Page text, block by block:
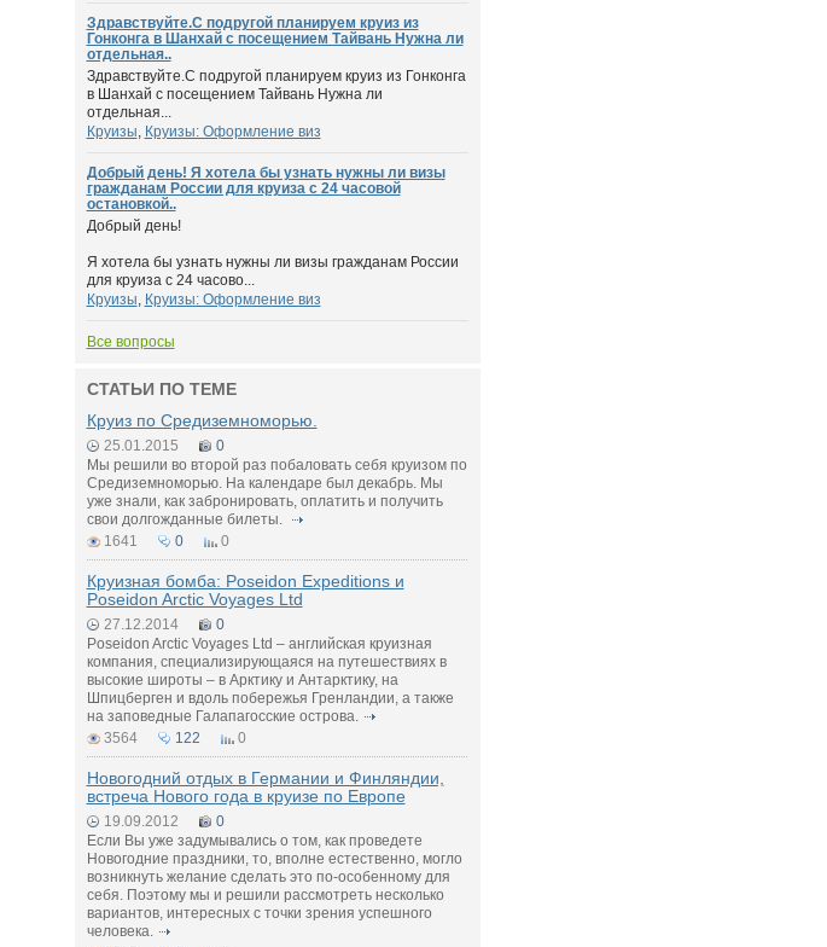
Здравствуйте.С подругой планируем круиз из
Гонконга в Шанхай с посещением Тайвань Нужна ли
отдельная..
Здравствуйте.С подругой планируем круиз из Гонконга
в Шанхай с посещением Тайвань Нужна ли
отдельная...
Круизы, Круизы: Оформление виз
Добрый день! Я хотела бы узнать нужны ли визы
гражданам России для круиза с 24 часовой
остановкой..
Добрый день!
Я хотела бы узнать нужны ли визы гражданам России
для круиза с 24 часово...
Круизы, Круизы: Оформление виз
Все вопросы
СТАТЬИ ПО ТЕМЕ
Круиз по Средиземноморью.
25.01.2015
0
Мы решили во второй раз побаловать себя круизом по
Средиземноморью. На календаре был декабрь. Мы
уже знали, как забронировать, оплатить и получить
свои долгожданные билеты.
1641
0 0
Круизная бомба: Poseidon Expeditions и
Poseidon Arctic Voyages Ltd
27.12.2014
0
Poseidon Arctic Voyages Ltd – английская круизная
компания, специализирующаяся на путешествиях в
высокие широты – в Арктику и Антарктику, на
Шпицберген и вдоль побережья Гренландии, а также
на заповедные Галапагосские острова.
3564
122 0
Новогодний отдых в Германии и Финляндии,
встреча Нового года в круизе по Европе
19.09.2012
0
Если Вы уже задумывались о том, как проведете
Новогодние праздники, то, вполне естественно, могло
возникнуть желание сделать это по-особенному для
себя. Поэтому мы и решили рассмотреть несколько
вариантов, интересных с точки зрения успешного
человека.